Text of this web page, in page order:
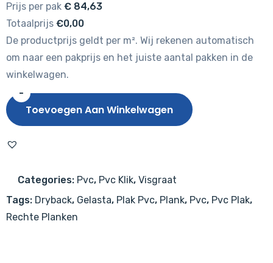
Prijs per pak € 84,63
Totaalprijs €0,00
De productprijs geldt per m². Wij rekenen automatisch
om naar een pakprijs en het juiste aantal pakken in de
winkelwagen.
-
Gelasta
Vario
Prestige
Natural
aantal
Toevoegen Aan Winkelwagen
Categories: Pvc, Pvc Klik, Visgraat
Tags: Dryback, Gelasta, Plak Pvc, Plank, Pvc, Pvc Plak,
Rechte Planken